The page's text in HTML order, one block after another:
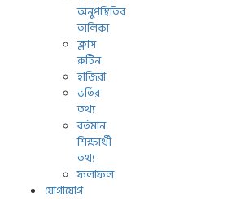
অনুপস্থিতির
তালিকা
ক্লাস
রুটিন
হাজিরা
ভর্তির
তথ্য
বর্তমান
শিক্ষার্থী
তথ্য
ফলাফল
যোগাযোগ